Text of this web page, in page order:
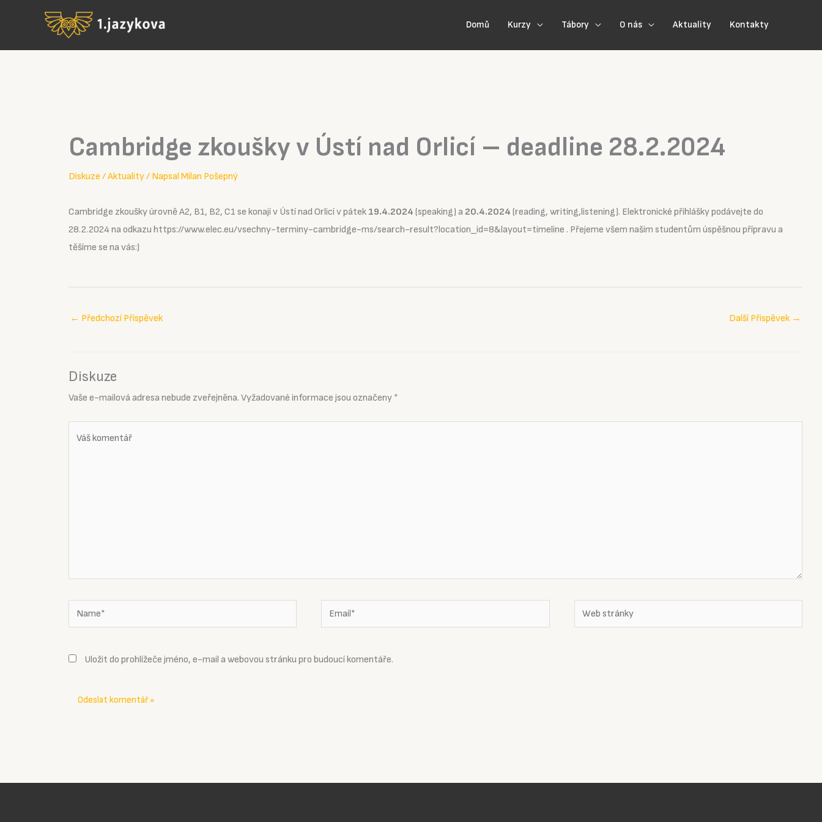
Domů Kurzy Tábory O nás Aktuality Kontakty
Cambridge zkoušky v Ústí nad Orlicí – deadline 28.2.2024
Diskuze /Aktuality/ Napsal Milan Pošepný
Cambridge zkoušky úrovně A2, B1, B2, C1 se konají v Ústí nad Orlicí v pátek 19.4.2024 (speaking) a 20.4.2024 (reading, writing,listening). Elektronické přihlášky podávejte do
28.2.2024 na odkazu https://www.elec.eu/vsechny-terminy-cambridge-ms/search-result?location_id=8&layout=timeline . Přejeme všem našim studentům úspěšnou přípravu a
těšíme se na vás:)
← Předchozí Příspěvek Další Příspěvek →
Diskuze
Vaše e-mailová adresa nebude zveřejněna. Vyžadované informace jsou označeny *
Name* Email*
Web
stránky
Uložit do prohlížeče jméno, e-mail a webovou stránku pro budoucí komentáře.